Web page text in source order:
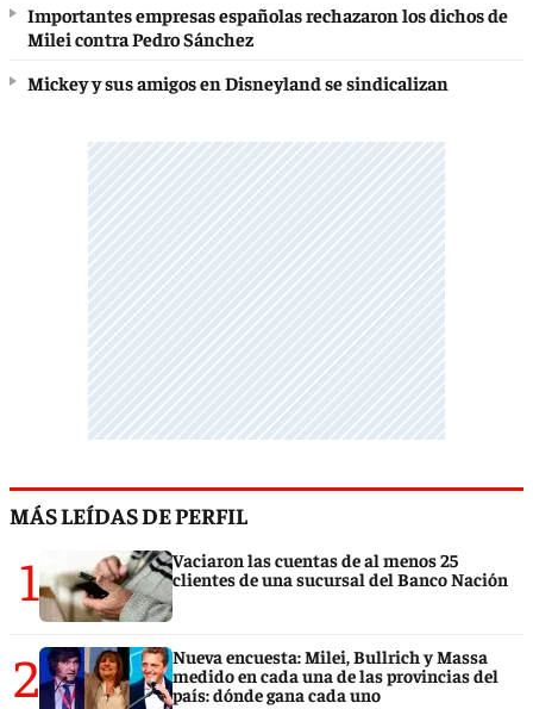
Importantes empresas españolas rechazaron los dichos de
Milei contra Pedro Sánchez
Mickey y sus amigos en Disneyland se sindicalizan
MÁS LEÍDAS DE PERFIL
1
Vaciaron las cuentas de al menos 25
clientes de una sucursal del Banco Nación
2
Nueva encuesta: Milei, Bullrich y Massa
medido en cada una de las provincias del
país: dónde gana cada uno